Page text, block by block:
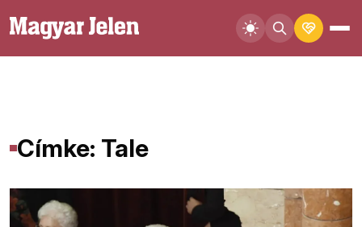
Címke: Tale